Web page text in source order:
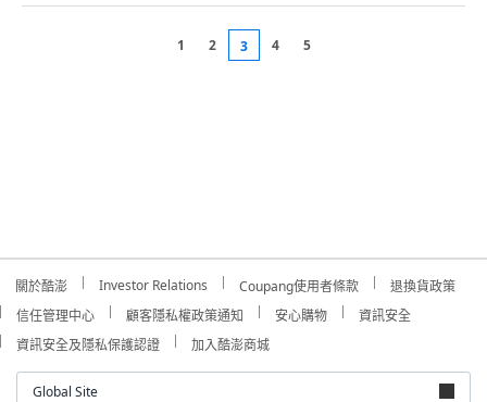
1 2 3 4 5
關於酷澎 Investor Relations Coupang使用者條款
退換貨政策
信任管理中心
顧客隱私權政策通知 安心購物
資訊安全
資訊安全及隱私保護認證
加入酷澎商城
Global Site